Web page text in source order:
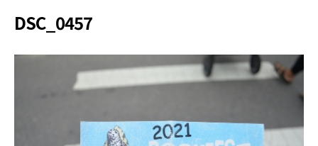
DSC_0457